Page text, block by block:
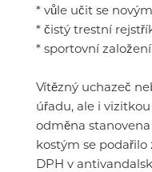
* vůle učit se
* čistý trestní
* sportovní
Vítězný uchazeč
úřadu, ale i
odměna
kostým se podařilo
DPH v